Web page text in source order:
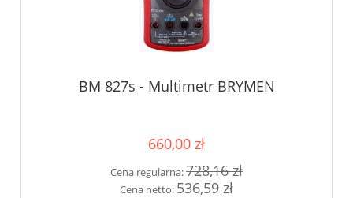
BM 827s - Multimetr BRYMEN
660,00 zł
Cena regularna:728,16 zł
Cena netto: 536,59 zł